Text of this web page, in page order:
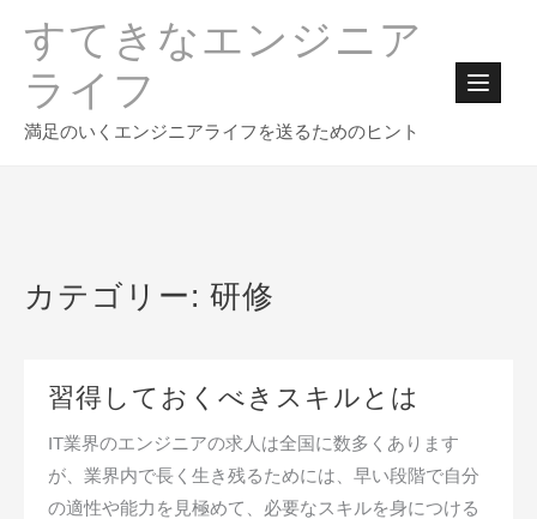
content
すてきなエンジニア
ライフ
満足のいくエンジニアライフを送るためのヒント
カテゴリー: 研修
習得しておくべきスキルとは
IT業界のエンジニアの求人は全国に数多くあります
が、業界内で長く生き残るためには、早い段階で自分
の適性や能力を見極めて、必要なスキルを身につける